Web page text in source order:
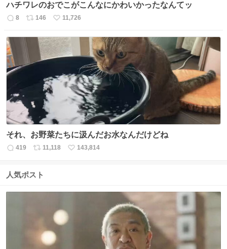
ハチワレのおでこがこんなにかわいかったなんてッ
返
数
8
リ
ス
ト
数
146
い
ね
数
11,726
それ、お野菜たちに汲んだお水なんだけどね
返
数
419
リ
ス
11,118
い
143,814
人気ポスト